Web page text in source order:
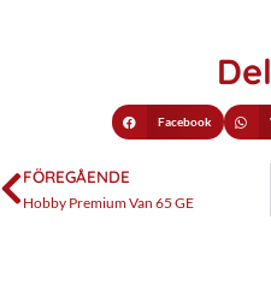
Facebook
FÖREGÅENDE
Hobby Premium Van 65 GE